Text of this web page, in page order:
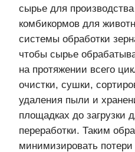
сырье для
комбикормов для
системы обработки
чтобы сырье
на протяжении всего
очистки, сушки,
удаления пыли и
площадках до загрузки
переработки. Таким
минимизировать